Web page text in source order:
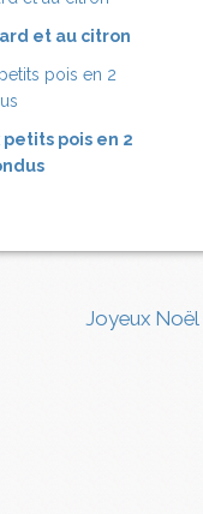
et au citron
pois en 2
Joyeux Noël